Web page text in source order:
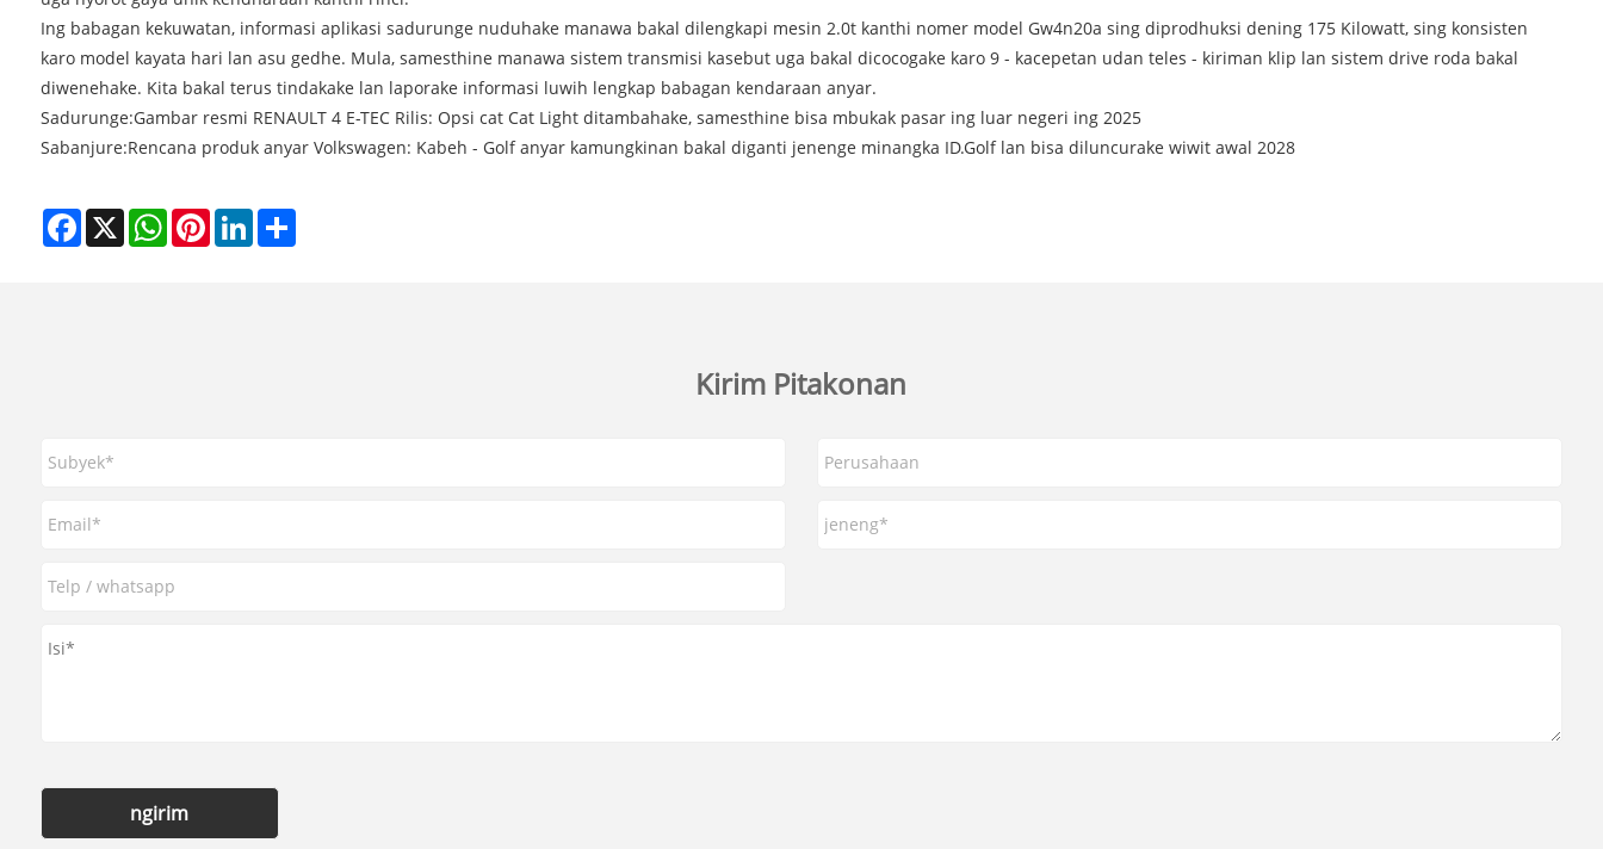
Ing babagan kekuwatan, informasi aplikasi sadurunge nuduhake manawa bakal dilengkapi mesin 2.0t kanthi nomer model Gw4n20a sing diprodhuksi dening 175 Kilowatt, sing konsisten
karo model kayata hari lan asu gedhe. Mula, samesthine manawa sistem transmisi kasebut uga bakal dicocogake karo 9 - kacepetan udan teles - kiriman klip lan sistem drive roda bakal
diwenehake. Kita bakal terus tindakake lan laporake informasi luwih lengkap babagan kendaraan anyar.
Sadurunge:Gambar resmi RENAULT 4 E-TEC Rilis: Opsi cat Cat Light ditambahake, samesthine bisa mbukak pasar ing luar negeri ing 2025
Sabanjure:Rencana produk anyar Volkswagen: Kabeh - Golf anyar kamungkinan bakal diganti jenenge minangka ID.Golf lan bisa diluncurake wiwit awal 2028
Facebook
X WhatsAppPinterestLinkedInShare
Kirim Pitakonan
ngirim